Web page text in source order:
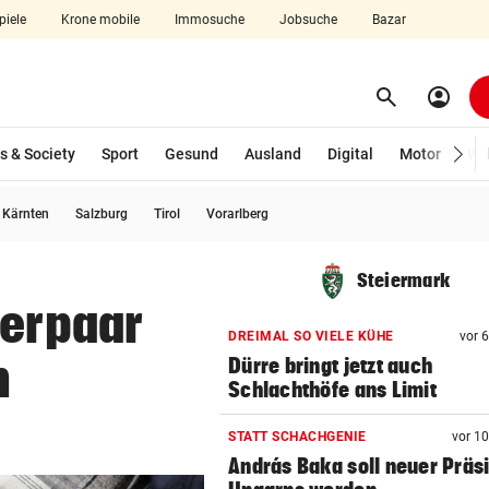
Krone mobile Immosuche Jobsuche Bazar
aufklappen search Suchen
account_circle
& Society Sport Gesund Ausland Digital Motor
Kärnten Salzburg Tirol Vorarlberg
Steiermark
DREIMAL SO VIELE KÜHE vor
Dürre bringt jetzt auch
Schlachthöfe ans Limit
STATT SCHACHGENIE vor
András Baka soll neuer